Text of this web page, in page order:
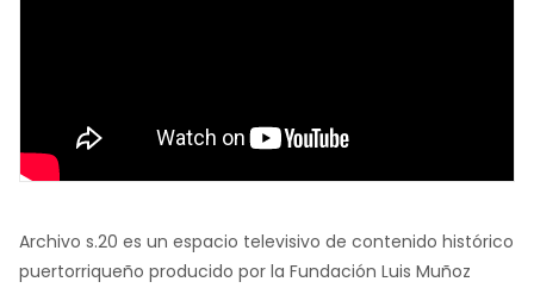
Archivo s.20 es un espacio televisivo de contenido histórico
puertorriqueño producido por la Fundación Luis Muñoz